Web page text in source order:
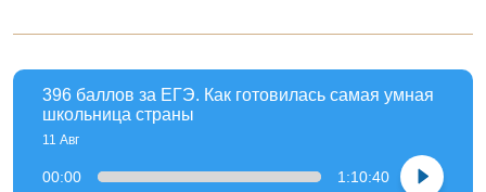
396 баллов за ЕГЭ. Как готовилась самая умная
школьница страны
11 Авг
00:00 1:10:40